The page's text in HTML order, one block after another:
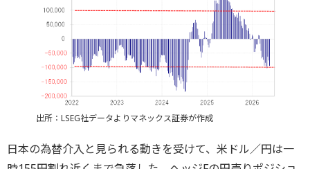
出所：LSEG社データよりマネックス証券が作成
日本の為替介入と見られる動きを受けて、米ドル／円は一